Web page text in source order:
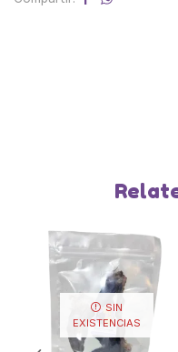
SIN
EXISTENCIAS